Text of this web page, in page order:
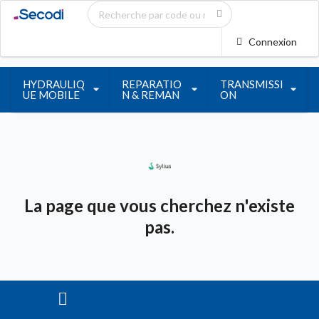
Connexion
HYDRAULIQ
UE MOBILE
REPARATIO
N & REMAN
TRANSMISSI
ON
La page que vous cherchez n'existe
pas.